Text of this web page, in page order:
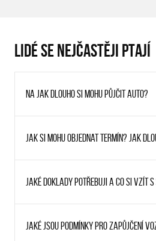
LIDÉ SE NEJČASTĚJI PTAJÍ
Na jak dlouho si mohu půjčit auto?
Jak si mohu objednat termín? Jak
Jaké doklady potřebuji a co si vzít s
Jaké jsou podmínky pro zapůjčení